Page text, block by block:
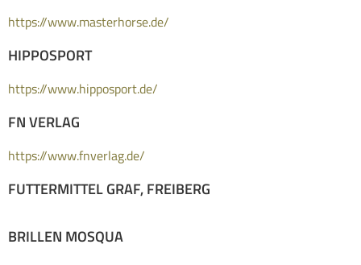
https://www.masterhorse.de/
HIPPOSPORT
https://www.hipposport.de/
FN VERLAG
https://www.fnverlag.de/
FUTTERMITTEL GRAF, FREIBERG
BRILLEN MOSQUA